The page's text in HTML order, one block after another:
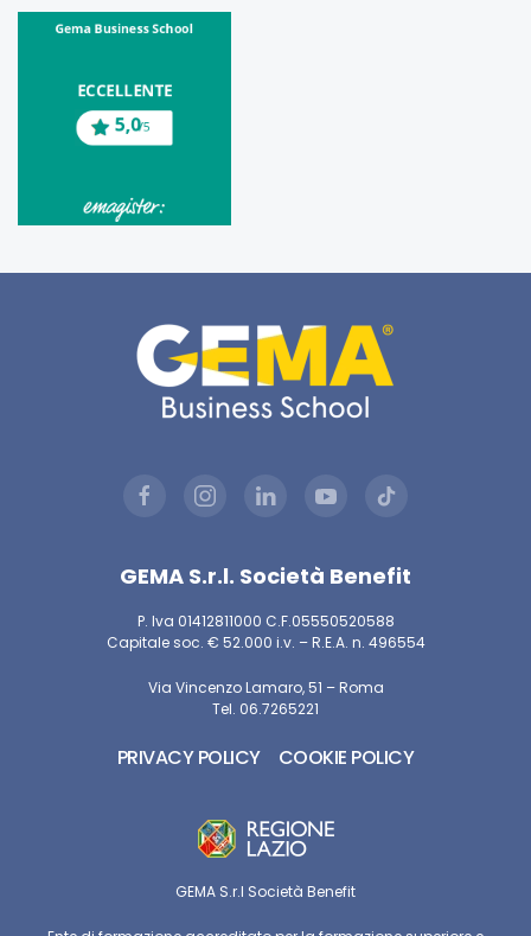
GEMA S.r.l. Società Benefit
P. Iva 01412811000 C.F.05550520588
Capitale soc. € 52.000 i.v. – R.E.A. n. 496554
Via Vincenzo Lamaro, 51 – Roma
Tel. 06.7265221
PRIVACY POLICY COOKIE POLICY
GEMA S.r.l Società Benefit